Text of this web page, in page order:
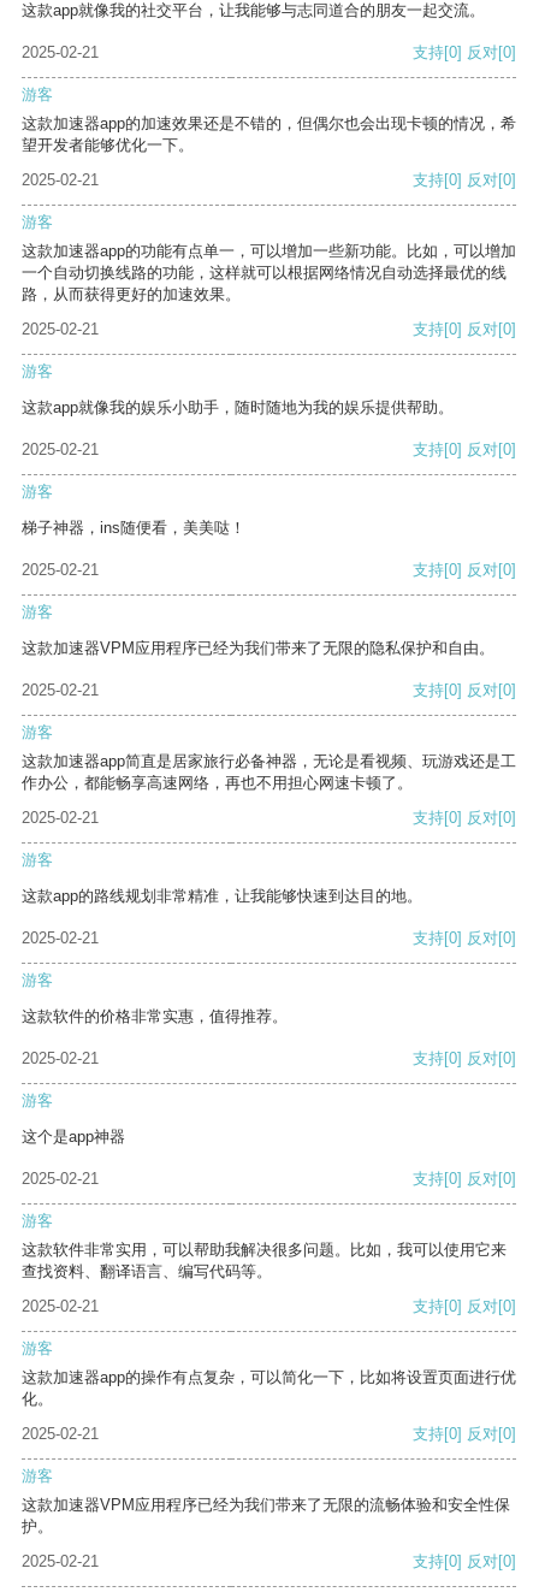
这款app就像我的社交平台，让我能够与志同道合的朋友一起交流。
2025-02-21 支持[0] 反对[0]
游客
这款加速器app的加速效果还是不错的，但偶尔也会出现卡顿的情况，希
望开发者能够优化一下。
2025-02-21
支持[0] 反对[0]
游客
这款加速器app的功能有点单一，可以增加一些新功能。比如，可以增加
一个自动切换线路的功能，这样就可以根据网络情况自动选择最优的线
路，从而获得更好的加速效果。
2025-02-21
支持[0] 反对[0]
游客
这款app就像我的娱乐小助手，随时随地为我的娱乐提供帮助。
2025-02-21 支持[0] 反对[0]
游客
梯子神器，ins随便看，美美哒！
2025-02-21 支持[0] 反对[0]
游客
这款加速器VPM应用程序已经为我们带来了无限的隐私保护和自由。
2025-02-21 支持[0] 反对[0]
游客
这款加速器app简直是居家旅行必备神器，无论是看视频、玩游戏还是工
作办公，都能畅享高速网络，再也不用担心网速卡顿了。
2025-02-21
支持[0] 反对[0]
游客
这款app的路线规划非常精准，让我能够快速到达目的地。
2025-02-21 支持[0] 反对[0]
游客
这款软件的价格非常实惠，值得推荐。
2025-02-21 支持[0] 反对[0]
游客
这个是app神器
2025-02-21 支持[0] 反对[0]
游客
这款软件非常实用，可以帮助我解决很多问题。比如，我可以使用它来
查找资料、翻译语言、编写代码等。
2025-02-21
支持[0] 反对[0]
游客
这款加速器app的操作有点复杂，可以简化一下，比如将设置页面进行优
化。
2025-02-21
支持[0] 反对[0]
游客
这款加速器VPM应用程序已经为我们带来了无限的流畅体验和安全性保
护。
2025-02-21
支持[0] 反对[0]